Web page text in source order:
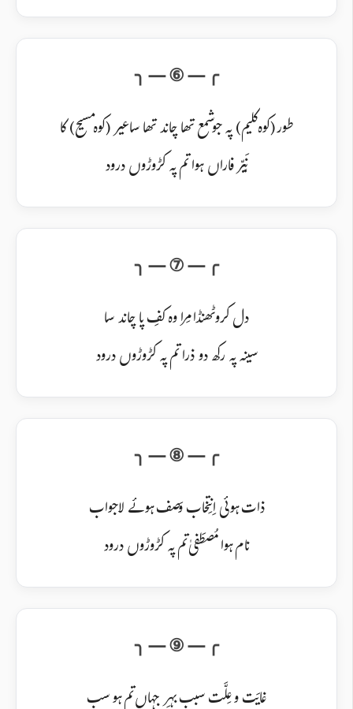
طور(کوہ کلیم) پہ جو شمع تھا چاند تھا ساعیر (کوہ مسیح) کا
نَیِّر فاراں ہوا تم پہ کڑوڑوں درود
دل کرو ٹھنڈا مِرا وہ کفِ پا چاند سا
سینہ پہ رکھ دو ذرا تم پہ کڑوڑوں درود
ذات ہوئی اِنتِخاب وَصف ہوئے لاجواب
نام ہوا مُصطَفیٰ تم پہ کڑوڑوں درود
غایَت و عِلَّت سبب بہرِ جہاں تم ہو سب